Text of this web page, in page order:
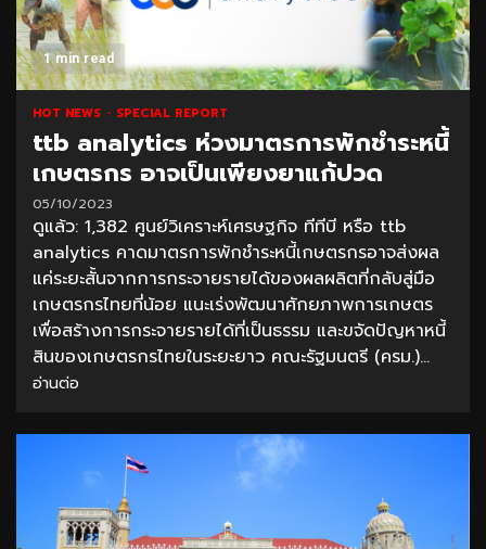
1 min read
HOT NEWS SPECIAL REPORT
ttb analytics ห่วงมาตรการพักชำระหนี้
เกษตรกร อาจเป็นเพียงยาแก้ปวด
05/10/2023
ดูแล้ว: 1,382 ศูนย์วิเคราะห์เศรษฐกิจ ทีทีบี หรือ ttb
analytics คาดมาตรการพักชำระหนี้เกษตรกรอาจส่งผล
แค่ระยะสั้นจากการกระจายรายได้ของผลผลิตที่กลับสู่มือ
เกษตรกรไทยที่น้อย แนะเร่งพัฒนาศักยภาพการเกษตร
เพื่อสร้างการกระจายรายได้ที่เป็นธรรม และขจัดปัญหาหนี้
สินของเกษตรกรไทยในระยะยาว คณะรัฐมนตรี (ครม.)...
อ่านต่อ